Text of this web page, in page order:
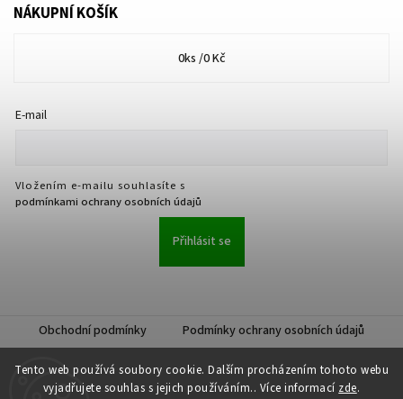
Tento web používá soubory cookie. Dalším procházením tohoto webu
vyjadřujete souhlas s jejich používáním.. Více informací zde.
NÁKUPNÍ KOŠÍK
0ks /0 Kč
E-mail
Vložením e-mailu souhlasíte s
podmínkami ochrany osobních údajů
Přihlásit se
Obchodní podmínky Podmínky ochrany osobních údajů